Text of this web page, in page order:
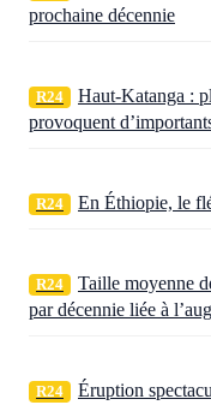
prochaine décennie
R24
Haut-Katanga :
provoquent
R24 En Éthiopie, le
R24
Taille moyenne
par décennie liée à
R24 Éruption